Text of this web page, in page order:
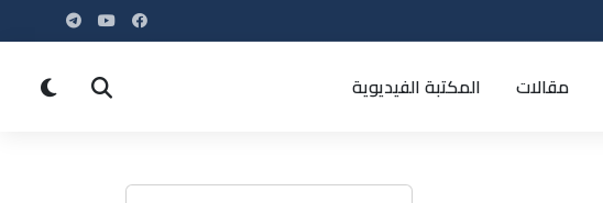
مقالات المكتبة الفيديوية